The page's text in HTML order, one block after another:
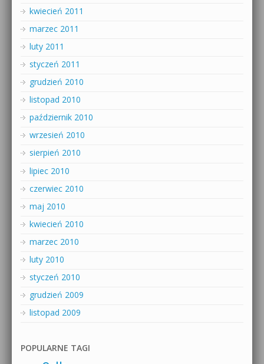
kwiecień 2011
marzec 2011
luty 2011
styczeń 2011
grudzień 2010
listopad 2010
październik 2010
wrzesień 2010
sierpień 2010
lipiec 2010
czerwiec 2010
maj 2010
kwiecień 2010
marzec 2010
luty 2010
styczeń 2010
grudzień 2009
listopad 2009
POPULARNE TAGI